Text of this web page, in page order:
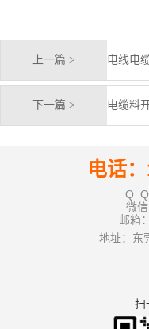
上一篇 >
下一篇 >
电话
Q Q
微
邮箱
地址：东
扫